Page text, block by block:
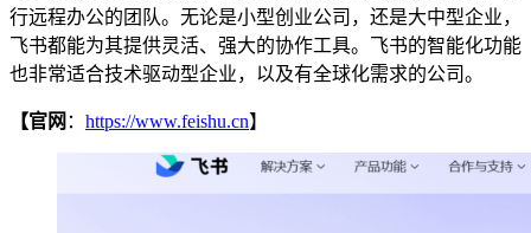
行远程办公的团队。无论是小型创业公司，还是大中型企业，
飞书都能为其提供灵活、强大的协作工具。飞书的智能化功能
也非常适合技术驱动型企业，以及有全球化需求的公司。
【官网 ： https://www.feishu.cn】